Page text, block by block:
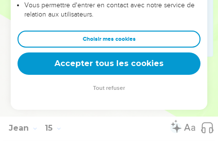
ce que je vais auprès du Père, car mon Père est plus grand
que moi.
Je vous ai dit ces choses maintenant, avant qu'elles
n’arrivent, afin que, lorsqu'elles arriveront, vous croyiez.
Je ne parlerai plus beaucoup avec vous, car le prince du
monde vient, et il n'a rien en moi.
Cependant, ainsi, le monde saura que j'aime le Père et que
Jean 15
Vous permettre d'entrer en contact avec notre service de
relation aux utilisateurs.
Choisir mes cookies
Accepter tous les cookies
Tout refuser